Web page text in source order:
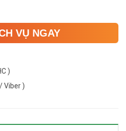
VỤ NGAY
)
Viber )